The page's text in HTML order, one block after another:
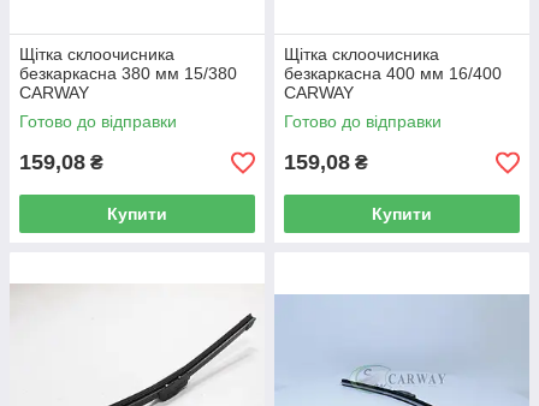
Щітка склоочисника
безкаркасна 380 мм 15/380
CARWAY
Готово до відправки
159,08 ₴
Купити
Щітка склоочисника
безкаркасна 400 мм 16/400
CARWAY
Готово до відправки
159,08 ₴
Купити